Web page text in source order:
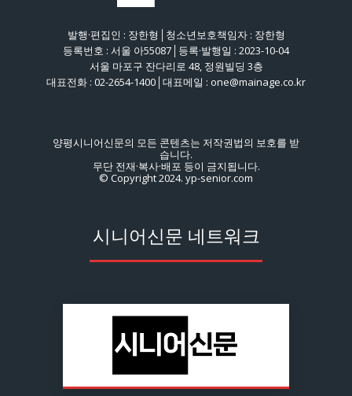
발행·편집인 : 장한형│청소년보호책임자 : 장한형
등록번호 : 서울 아55087│등록·발행일 : 2023-10-04
서울 마포구 잔다리로 48, 정원빌딩 3층
대표전화 : 02-2654-1400│대표메일 : one@mainage.co.kr
양평시니어신문의 모든 콘텐츠는 저작권법의 보호를 받
습니다.
무단 전재·복사·배포 등이 금지됩니다.
© Copyright 2024. yp-senior.com
시니어신문 네트워크